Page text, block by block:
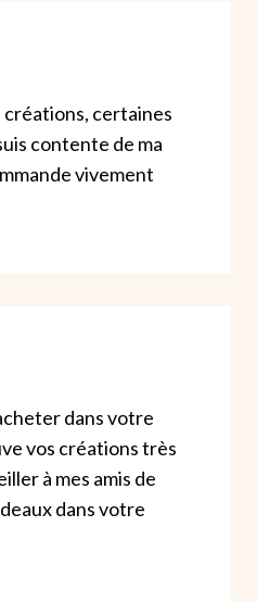
créations, certaines
contente de ma
vivement
dans votre
vos créations très
à mes amis de
dans votre